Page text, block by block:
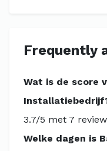
Frequently
Wat is de score
3.7/5 met 7
Welke dagen is